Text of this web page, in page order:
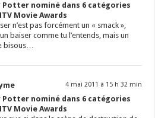
Potter nominé dans 6 catégories
Movie Awards
n’est pas forcément un « smack »,
baiser comme tu l’entends, mais un
bisous…
4 mai 2011 à 15 h 32 min
Potter nominé dans 6 catégories
Movie Awards